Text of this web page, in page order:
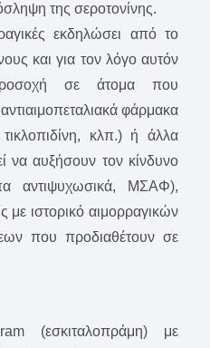
της σεροτονίνης.
εκδηλώσει από το
και για τον λόγο αυτόν
προσοχή σε άτομα που
φάρμακα
τικλοπιδίνη, κλπ.) ή άλλα
να αυξήσουν τον κίνδυνο
αντιψυχωσικά, ΜΣΑΦ),
με ιστορικό αιμορραγικών
που προδιαθέτουν σε
(εσκιταλοπράμη) με